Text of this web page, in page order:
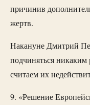
причинив
жертв.
Накануне Дмитрий
подчиняться
считаем их
9. «Решение